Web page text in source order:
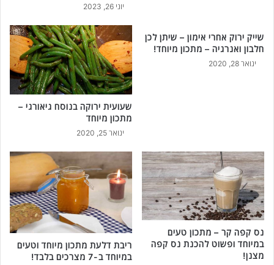
יוני 26, 2023
שייק ירוק אחרי אימון – שיתן לכן
חלבון ואנרגיה – מתכון מיוחד!
ינואר 28, 2020
שעועית ירוקה בנוסח גיאורגי –
מתכון מיוחד
ינואר 25, 2020
נס קפה קר – מתכון טעים
במיוחד ופשוט להכנת נס קפה
מצנן!
ריבת דלעת מתכון מיוחד וטעים
במיוחד ב-7 מצרכים בלבד!